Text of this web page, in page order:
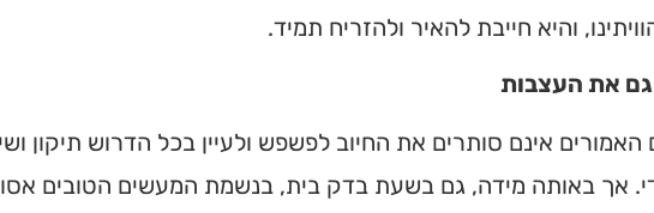
והיא חייבת להאיר ולהזריח תמיד.
את העצבות
האמורים אינם סותרים את החיוב לפשפש ולעיין בכל הדרוש תיקון
אך באותה מידה, גם בשעת בדק בית, בנשמת המעשים הטובים